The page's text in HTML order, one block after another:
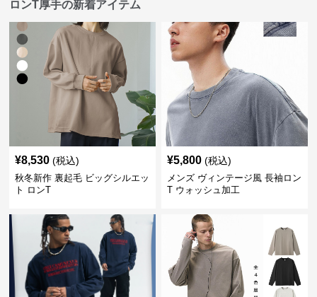
ロンT厚手の新着アイテム
¥8,530 (税込)
秋冬新作 裏起毛 ビッグシルエッ
ト ロンT
¥5,800 (税込)
メンズ ヴィンテージ風 長袖ロン
T ウォッシュ加工